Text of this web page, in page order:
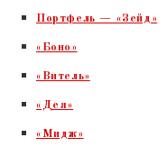
Портфель — «Зейд»
«Боно»
«Витель»
«Дея»
«Мидж»